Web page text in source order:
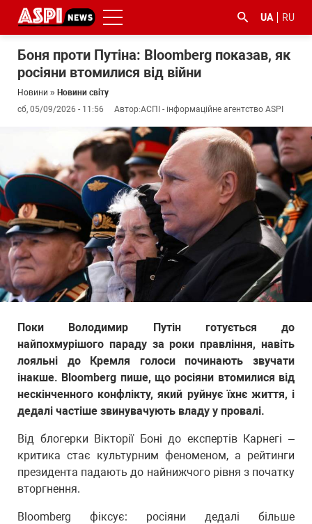
UA RU
Боня проти Путіна: Bloomberg показав, як
росіяни втомилися від війни
Новини » Новини світу
сб, 05/09/2026 - 11:56
Автор:АСПІ - інформаційне агентство ASPI
Поки Володимир Путін готується до
найпохмурішого параду за роки правління, навіть
лояльні до Кремля голоси починають звучати
інакше. Bloomberg пише, що росіяни втомилися від
нескінченного конфлікту, який руйнує їхнє життя, і
дедалі частіше звинувачують владу у провалі.
Від блогерки Вікторії Боні до експертів Карнегі –
критика стає культурним феноменом, а рейтинги
президента падають до найнижчого рівня з початку
вторгнення.
Bloomberg фіксує: росіяни дедалі більше
#боротьба
з
корупцією
#ДФС #Київ #коронавірус